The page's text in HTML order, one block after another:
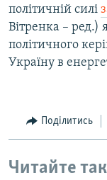
політичній силі
Вітренка – ред.)
політичного
Україну в
Поділитись
Читайте